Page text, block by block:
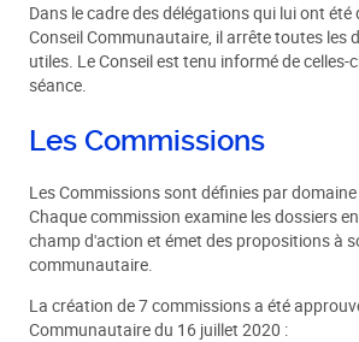
Dans le cadre des délégations qui lui ont
Conseil Communautaire, il arrête toutes les
utiles. Le Conseil est tenu informé de celles-
séance.
Les Commissions
Les Commissions sont définies par
Chaque commission examine les dossiers
champ d'action et émet des propositions à
communautaire.
La création de 7 commissions a été
Communautaire du 16 juillet 2020 :